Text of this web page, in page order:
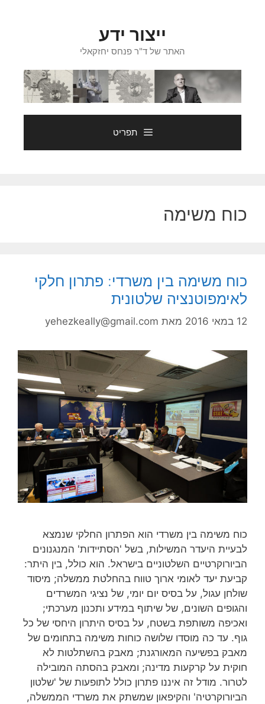
ייצור ידע
האתר של ד"ר פנחס יחזקאלי
תפריט
כוח משימה
כוח משימה בין משרדי: פתרון חלקי
לאימפוטנציה שלטונית
12 במאי 2016 מאת yehezkeally@gmail.com
כוח משימה בין משרדי הוא הפתרון החלקי שנמצא
לבעיית היעדר המשילות, בשל 'הסתיידות' המנגנונים
הביורוקרטיים השלטוניים בישראל. הוא כולל, בין היתר:
קביעת יעד לאומי ארוך טווח בהחלטת ממשלה; מיסוד
שולחן עגול, על בסיס יום יומי, של נציגי המשרדים
והגופים השונים, של שיתוף במידע ותכנון מערכתי;
ואכיפה משותפת בשטח, על בסיס היתרון היחסי של כל
גוף. עד כה מוסדו שלושה כוחות משימה בתחומים של
מאבק בפשיעה המאורגנת; מאבק בהשתלטות לא
חוקית על קרקעות מדינה; ומאבק בהסתה המובילה
לטרור. מודל זה איננו פתרון כולל לתופעות של 'שלטון
הביורוקרטיה' והקיפאון שמשתק את משרדי הממשלה,